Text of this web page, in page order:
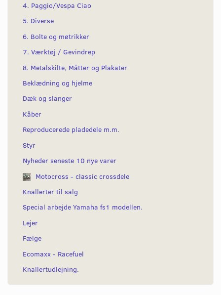
4. Paggio/Vespa Ciao
5. Diverse
6. Bolte og møtrikker
7. Værktøj / Gevindrep
8. Metalskilte, Måtter og Plakater
Beklædning og hjelme
Dæk og slanger
Kåber
Reproducerede pladedele m.m.
Styr
Nyheder seneste 10 nye varer
Motocross - classic crossdele
Knallerter til salg
Special arbejde Yamaha fs1 modellen.
Lejer
Fælge
Ecomaxx - Racefuel
Knallertudlejning.